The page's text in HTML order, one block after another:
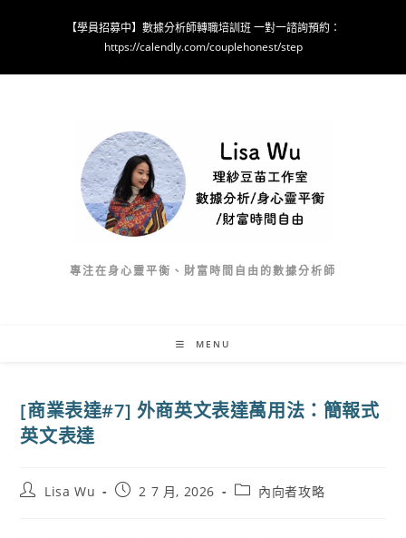
【學員招募中】數據分析師轉職培訓班 一對一諮詢預約：
https://calendly.com/couplehonest/step
專注在身心靈平衡、財富時間自由的數據分析師
MENU
[商業表達#7] 外商英文表達萬用法：簡報式
英文表達
PostLisa Wu
Post2 7 月, 2026
Post內向者攻略